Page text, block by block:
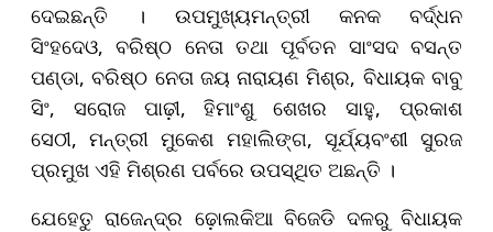
ଦେଇଛନ୍ତି । ଉପମୁଖ୍ୟମନ୍ତ୍ରୀ କନକ ବର୍ଦ୍ଧନ
ସିଂହଦେଓ, ବରିଷ୍ଠ ନେତା ତଥା ପୂର୍ବତନ ସାଂସଦ ବସନ୍ତ
ପଣ୍ଡା, ବରିଷ୍ଠ ନେତା ଜୟ ନାରାୟଣ ମିଶ୍ର, ବିଧାୟକ ବାବୁ
ସିଂ, ସରୋଜ ପାଢ଼ୀ, ହିମାଂଶୁ ଶେଖର ସାହୁ, ପ୍ରକାଶ
ସେଠୀ, ମନ୍ତ୍ରୀ ମୁକେଶ ମହାଲିଙ୍ଗ, ସୂର୍ଯ୍ୟବଂଶୀ ସୁରଜ
ପ୍ରମୁଖ ଏହି ମିଶ୍ରଣ ପର୍ବରେ ଉପସ୍ଥିତ ଅଛନ୍ତି ।
ଯେହେତୁ ରାଜେନ୍ଦ୍ର ଢ଼ୋଲକିଆ ବିଜେଡି ଦଳରୁ ବିଧାୟକ